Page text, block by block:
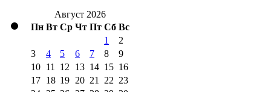
Август 2026
Пн Вт Ср Чт Пт Сб Вс
1
2
3
4 5 6 7 8
9
10 11 12 13 14 15 16
17 18 19 20 21 22 23